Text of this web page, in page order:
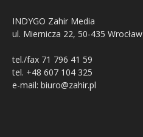
INDYGO Zahir Media
ul. Miernicza 22, 50-435 Wrocław
tel./fax 71 796 41 59
tel. +48 607 104 325
e-mail: biuro@zahir.pl